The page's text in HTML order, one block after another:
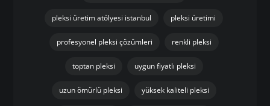
pleksi üretim atölyesi istanbul pleksi üretimi
profesyonel pleksi çözümleri renkli pleksi
toptan pleksi uygun fiyatlı pleksi
uzun ömürlü pleksi yüksek kaliteli pleksi